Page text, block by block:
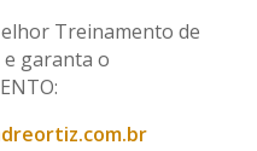
Treinamento de
e garanta o